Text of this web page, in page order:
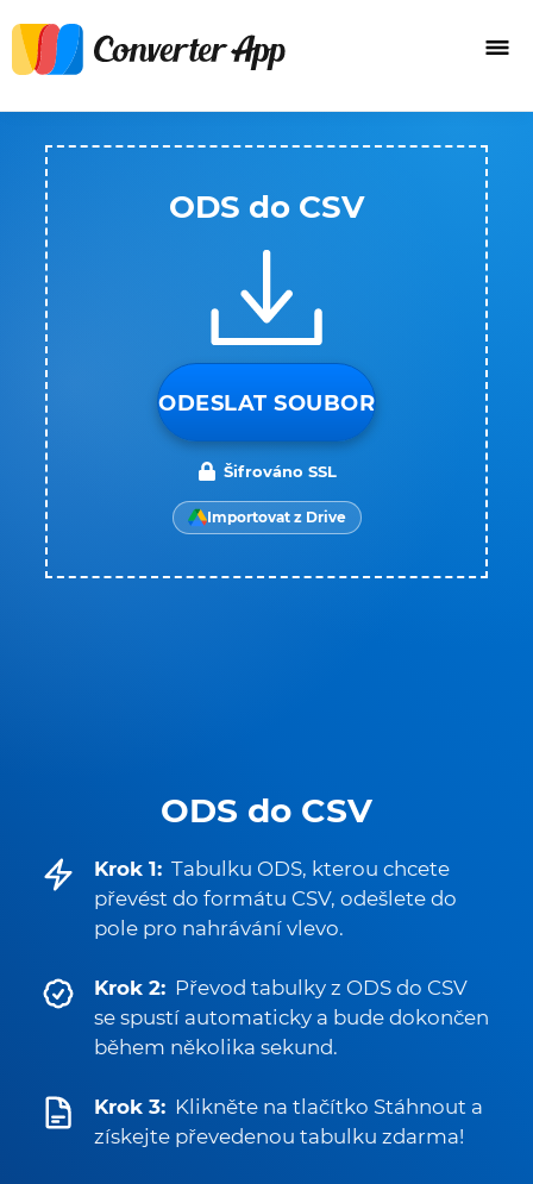
ODS do CSV
Krok 1: Tabulku ODS, kterou chcete
převést do formátu CSV, odešlete do
pole pro nahrávání vlevo.
Krok 2: Převod tabulky z ODS do CSV
se spustí automaticky a bude dokončen
během několika sekund.
Krok 3: Klikněte na tlačítko Stáhnout a
získejte převedenou tabulku zdarma!
ODS do CSV
ODESLAT SOUBOR
Šifrováno SSL
Importovat z Drive